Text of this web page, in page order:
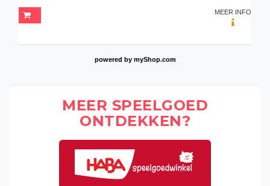
MEER INFO
powered by myShop.com
MEER SPEELGOED
ONTDEKKEN?